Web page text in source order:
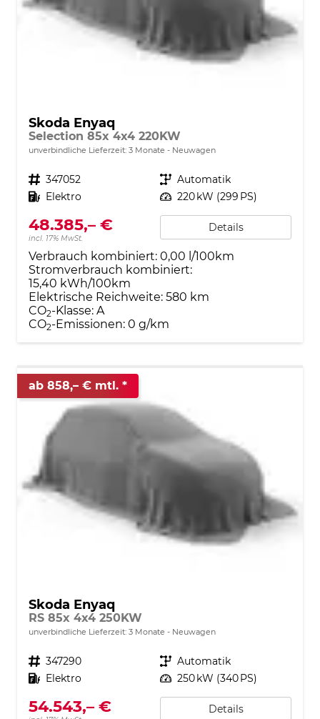
Skoda Enyaq
Selection 85x 4x4 220KW
unverbindliche Lieferzeit: 3 Monate Neuwagen
Fahrzeugnr. 347052 Getriebe Automatik
Kraftstoff Elektro Leistung 220 kW (299 PS)
48.385,– €
incl. 17% MwSt.
Details
Verbrauch kombiniert: 0,00 l/100km
Stromverbrauch kombiniert:
15,40 kWh/100km
Elektrische Reichweite: 580 km
CO2-Klasse: A
CO2-Emissionen: 0 g/km
ab 858,– € mtl.
Skoda Enyaq
RS 85x 4x4 250KW
unverbindliche Lieferzeit: 3 Monate Neuwagen
Fahrzeugnr. 347290 Getriebe Automatik
Kraftstoff Elektro Leistung 250 kW (340 PS)
54.543,– € Details